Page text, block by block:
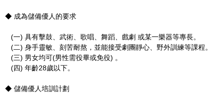
◆ 成為儲備優人的要求
(一) 具有擊鼓、武術、歌唱、舞蹈、戲劇 或某一樂器等專長。
(二) 身手靈敏、刻苦耐熬，並能接受劇團靜心、野外訓練等課程。
(三) 男女均可(男性需役畢或免役) 。
(四) 年齡28歲以下。
◆ 儲備優人培訓計劃